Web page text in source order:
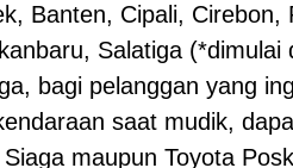
Banten, Cipali, Cirebon,
Salatiga (*dimulai
bagi pelanggan yang
saat mudik,
maupun Toyota